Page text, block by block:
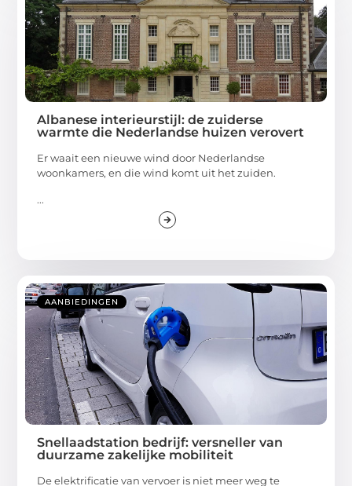
Albanese interieurstijl: de zuiderse
warmte die Nederlandse huizen verovert
Er waait een nieuwe wind door Nederlandse
woonkamers, en die wind komt uit het zuiden.
...
AANBIEDINGEN
Snellaadstation bedrijf: versneller van
duurzame zakelijke mobiliteit
De elektrificatie van vervoer is niet meer weg te